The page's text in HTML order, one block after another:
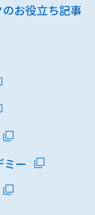
お役立ち記事
ー